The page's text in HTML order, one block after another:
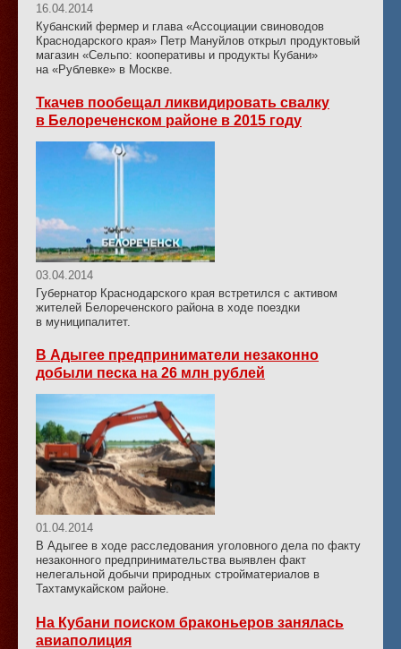
16.04.2014
Кубанский фермер и глава «Ассоциации свиноводов
Краснодарского края» Петр Мануйлов открыл продуктовый
магазин «Сельпо: кооперативы и продукты Кубани»
на «Рублевке» в Москве.
Ткачев пообещал ликвидировать свалку
в Белореченском районе в 2015 году
03.04.2014
Губернатор Краснодарского края встретился с активом
жителей Белореченского района в ходе поездки
в муниципалитет.
В Адыгее предприниматели незаконно
добыли песка на 26 млн рублей
01.04.2014
В Адыгее в ходе расследования уголовного дела по факту
незаконного предпринимательства выявлен факт
нелегальной добычи природных стройматериалов в
Тахтамукайском районе.
На Кубани поиском браконьеров занялась
авиаполиция